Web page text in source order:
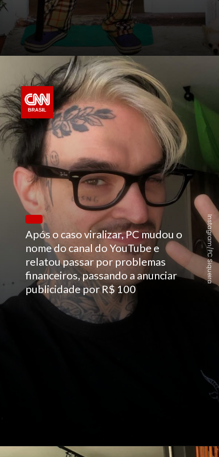
Após o caso viralizar, PC mudou o
nome do canal do YouTube e
relatou passar por problemas
financeiros, passando a anunciar
publicidade por R$ 100
Instagram/PC Siqueira